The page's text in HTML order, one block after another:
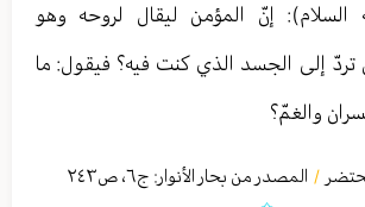
السلام): إنّ المؤمن ليقال لروحه وهو
إلى الجسد الذي كنت فيه؟ فيقول: ما
والغمّ؟
/ المصدر من بحار الأنوار: ج٦، ص٢٤٣